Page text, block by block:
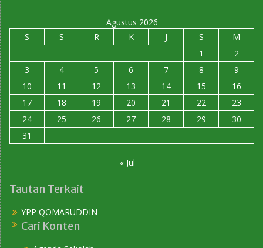
Agustus 2026
S
S R K J S
M
1
2
3
4 5 6 7 8
9
10
11 12 13 14 15
16
17
18 19 20 21 22
23
24
25 26 27 28 29
30
31
« Jul
Tautan Terkait
YPP QOMARUDDIN
Cari Konten